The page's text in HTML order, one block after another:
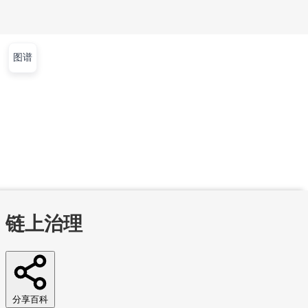
文章 视频 课程 集训营
首页文章视频
工作
图谱